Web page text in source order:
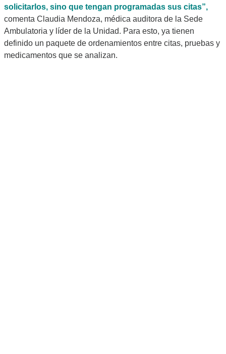
solicitarlos, sino que tengan programadas sus citas”,
comenta Claudia Mendoza, médica auditora de la Sede
Ambulatoria y líder de la Unidad. Para esto, ya tienen
definido un paquete de ordenamientos entre citas, pruebas y
medicamentos que se analizan.